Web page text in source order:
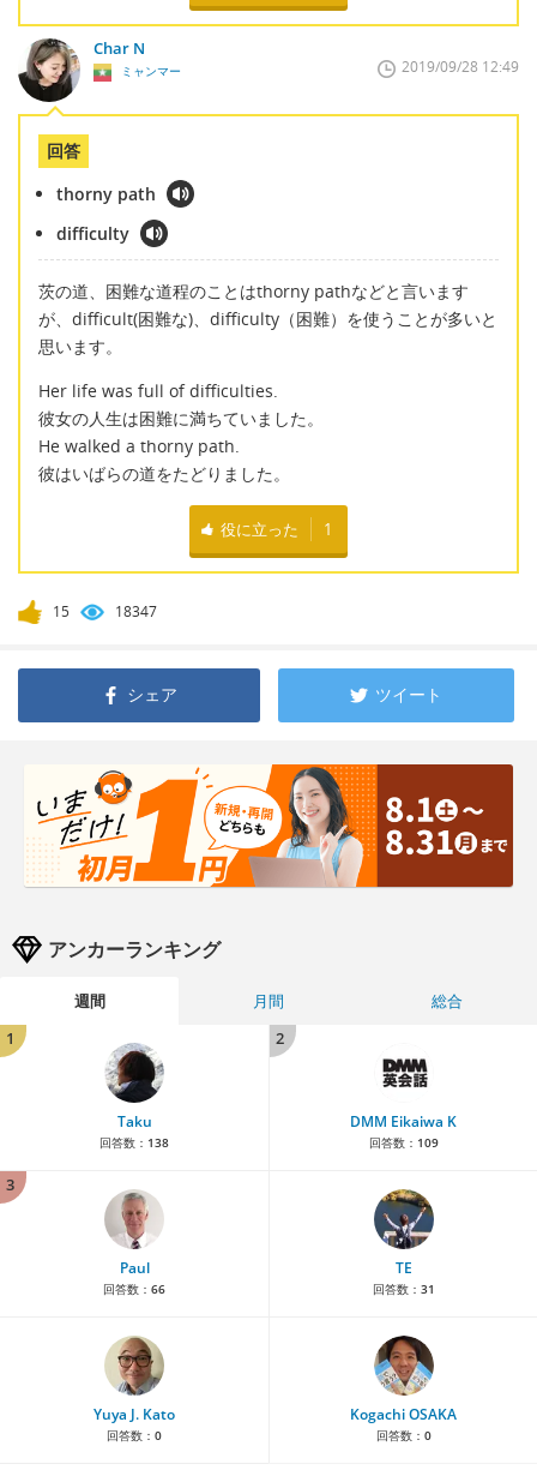
Char N
ミャンマー 2019/09/28 12:49
回答
thorny path
difficulty
茨の道、困難な道程のことはthorny pathなどと言います
が、difficult(困難な)、difficulty（困難）を使うことが多いと
思います。
Her life was full of difficulties.
彼女の人生は困難に満ちていました。
He walked a thorny path.
彼はいばらの道をたどりました。
役に立った 1
15 18347
シェア ツイート
アンカーランキング
週間 月間
総合
1
Taku
回答数： 138
2
DMM Eikaiwa K
回答数： 109
3
Paul
回答数： 66
TE
回答数： 31
Yuya J. Kato
回答数： 0
Kogachi OSAKA
回答数： 0